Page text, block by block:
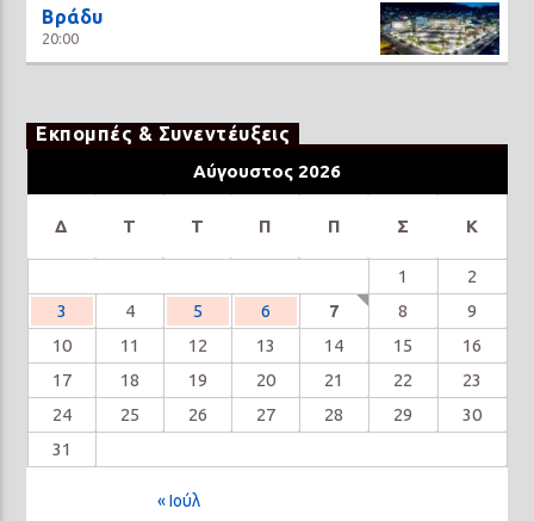
Βράδυ
20:00
Εκπομπές & Συνεντέυξεις
Αύγουστος 2026
Δ Τ Τ Π Π Σ Κ
1
2
3
4 5 6 7 8
9
10
11 12 13 14 15
16
17
18 19 20 21 22
23
24
25 26 27 28 29
30
31
« Ιούλ